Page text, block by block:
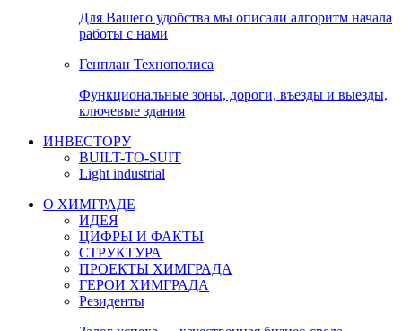
Для Вашего удобства мы описали алгоритм начала
работы с нами
Генплан Технополиса
Функциональные зоны, дороги, въезды и выезды,
ключевые здания
ИНВЕСТОРУ
BUILT-TO-SUIT
Light industrial
О ХИМГРАДЕ
ИДЕЯ
ЦИФРЫ И ФАКТЫ
СТРУКТУРА
ПРОЕКТЫ ХИМГРАДА
ГЕРОИ ХИМГРАДА
Резиденты